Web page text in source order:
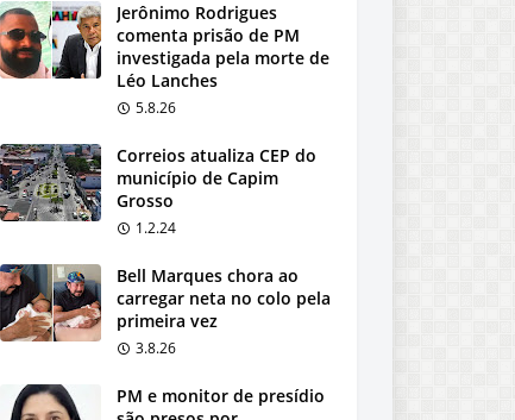
Jerônimo Rodrigues
comenta prisão de PM
investigada pela morte de
Léo Lanches
5.8.26
Correios atualiza CEP do
município de Capim
Grosso
1.2.24
Bell Marques chora ao
carregar neta no colo pela
primeira vez
3.8.26
PM e monitor de presídio